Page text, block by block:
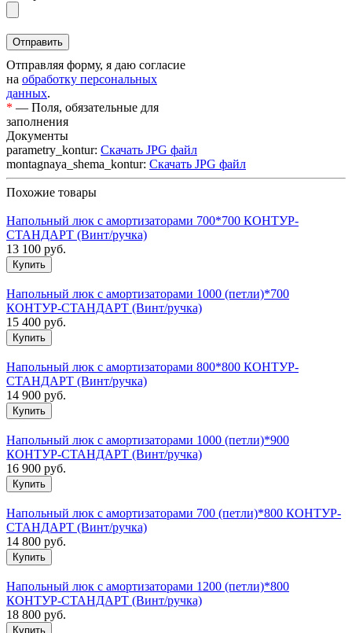
Отправляя форму, я даю согласие
на обработку персональных
данных.
* — Поля, обязательные для
заполнения
Документы
parametry_kontur: Скачать JPG файл
montagnaya_shema_kontur: Скачать JPG файл
Похожие товары
Напольный люк с амортизаторами 700*700 КОНТУР-
СТАНДАРТ (Винт/ручка)
13 100 руб.
Напольный люк с амортизаторами 1000 (петли)*700
КОНТУР-СТАНДАРТ (Винт/ручка)
15 400 руб.
Напольный люк с амортизаторами 800*800 КОНТУР-
СТАНДАРТ (Винт/ручка)
14 900 руб.
Напольный люк с амортизаторами 1000 (петли)*900
КОНТУР-СТАНДАРТ (Винт/ручка)
16 900 руб.
Напольный люк с амортизаторами 700 (петли)*800 КОНТУР-
СТАНДАРТ (Винт/ручка)
14 800 руб.
Напольный люк с амортизаторами 1200 (петли)*800
КОНТУР-СТАНДАРТ (Винт/ручка)
18 800 руб.